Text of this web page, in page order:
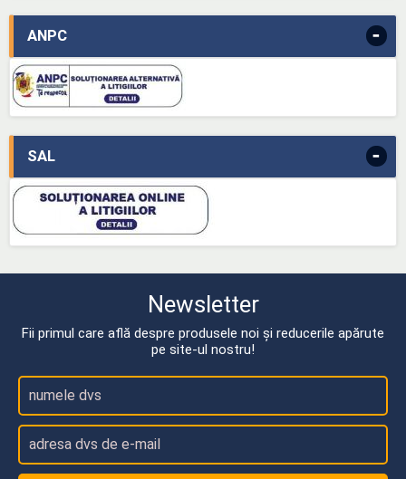
ANPC -
SAL -
Newsletter
Fii primul care află despre produsele noi și reducerile apărute
pe site-ul nostru!